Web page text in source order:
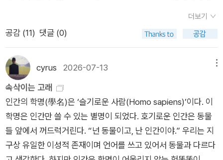
성우로 나타나는 혜성의 부스러기 입자들을 성층권에서 채집해
분석하면 혜성의 성분과 태양계 시원 물질에 대한 단서를 얻을 수
있다고 말한다. 14장 「흩어진 불과 조각난 세계들」은 태양, 행성,
위성과 충돌해 사라지거나 연속된 근일점 통과로 비휘발성의 암
석질 소행성이 되는 혜성의 운명을 보여 준다. 15장 「위대한 죽
음」은 지구상의 대멸종 사건이 혜성의 충돌과 연관되었을 가능성
을 논의하고 16장 「현대의 신화」에서는 주기적인 대멸종을 야기
하는 ‘혜성 소나기’의 발생 메커니즘과 관련된 여러 가설들을 검
토한다. 17장 「추론의 세계」는 생명의 기초 성분을 전달해 준 혜
성의 생물학적 역할에 대해 이야기한다. 혜성은 지구 생명의 창조
한 7명의 대원이 전원 사망했기 때문이다. 칼 세이건(Carl Saga
n)은 희비가 교차하는 역사적 순간을 모두 지켜봤다. 칼 세이건의
책 《혜성》은 1985년에 발간되었다. 아마도 그는 이듬해에 나타
나게 될 핼리 혜성과 챌린저호 발사 소식에 한껏 기대감을 부풀었
을 것이다. 핼리 혜성이 나타난 지 10년 후에 그의 영혼은 아주 먼
우주로 날아갔다. 고대인들은 혜성을 재앙의 전조로 여겼다. 혜
성을 부정적으로 보는 인식은 과학이 발달한 오늘날에도 여전히
남아 있다. 지구 종말론 이야기할 때 가장 많이 나오는 떡밥 중의
하나가 '딥 입팩트(Deep Impact)'나 '아마겟돈(Armageddon)'
같은 혜성 및 소행성 충돌이다. 2012년 12월 21일에 지구촌을 떠
우주를 '거대한 기계'로 환원하는 기계론적 유물론세이건은 우주
를 물리 법칙에 의해 움직이는 인과관계의 집합체, 즉 '거대한 기
한 물리/화학 법칙으로만 설명하려 함으로써, 우주에 존재하는
의미, 가치, 목적(텔로스, Telos)을 배제하고 있다. 또한 생명체
를 '진화의 우연적 산물'이자 '유기화학적 원리가 지배하는 물
질'로만 규정하여, 생명의 정신적, 형이상학적 측면이나 목적론적
해석을 묵살하는 편이다. 이는 우주를 영혼이 없는 물질 덩어리로
전락시킨다는 비판을 받는다. 2. 과학을 유일한 진리의 척도로 삼
는 과학만능주의세이건은 과학적 방법론이 객관적 진리에 도달
더보기
공감 (11) 댓글 (0)
cyrus 2026-07-13
속삭이는 고래
인간의 학명(學名)은 ‘슬기로운 사람(Homo sapiens)’이다. 이
학명은 인간만 쓸 수 있는 별명이 되었다. 호기로운 인간은 동물
들 앞에서 꺼드럭거린다. “넌 동물이고, 난 인간이야.” 우리는 지
구상 유일한 이성적 존재이며 언어를 쓰고 있어서 동물과 다르다